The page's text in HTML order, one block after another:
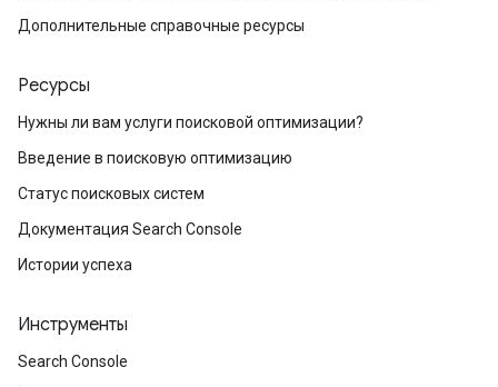
Дополнительные справочные ресурсы
Ресурсы
Нужны ли вам услуги поисковой оптимизации?
Введение в поисковую оптимизацию
Статус поисковых систем
Документация Search Console
Истории успеха
Инструменты
Search Console